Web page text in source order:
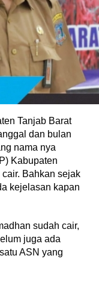
Tanjab Barat
dan bulan
nama nya
Kabupaten
Bahkan sejak
kejelasan kapan
sudah cair,
juga ada
ASN yang